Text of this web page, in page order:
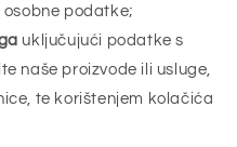
podatke;
uključujući podatke s
naše proizvode ili usluge,
te korištenjem kolačića